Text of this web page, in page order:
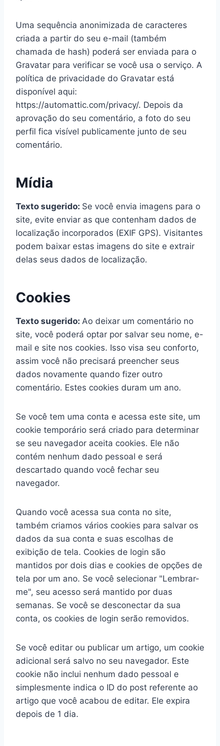
Uma sequência anonimizada de caracteres
criada a partir do seu e-mail (também
chamada de hash) poderá ser enviada para o
Gravatar para verificar se você usa o serviço. A
política de privacidade do Gravatar está
disponível aqui:
https://automattic.com/privacy/. Depois da
aprovação do seu comentário, a foto do seu
perfil fica visível publicamente junto de seu
comentário.
Mídia
Texto sugerido: Se você envia imagens para o
site, evite enviar as que contenham dados de
localização incorporados (EXIF GPS). Visitantes
podem baixar estas imagens do site e extrair
delas seus dados de localização.
Cookies
Texto sugerido: Ao deixar um comentário no
site, você poderá optar por salvar seu nome, e-
mail e site nos cookies. Isso visa seu conforto,
assim você não precisará preencher seus
dados novamente quando fizer outro
comentário. Estes cookies duram um ano.
Se você tem uma conta e acessa este site, um
cookie temporário será criado para determinar
se seu navegador aceita cookies. Ele não
contém nenhum dado pessoal e será
descartado quando você fechar seu
navegador.
Quando você acessa sua conta no site,
também criamos vários cookies para salvar os
dados da sua conta e suas escolhas de
exibição de tela. Cookies de login são
mantidos por dois dias e cookies de opções de
tela por um ano. Se você selecionar "Lembrar-
me", seu acesso será mantido por duas
semanas. Se você se desconectar da sua
conta, os cookies de login serão removidos.
Se você editar ou publicar um artigo, um cookie
adicional será salvo no seu navegador. Este
cookie não inclui nenhum dado pessoal e
simplesmente indica o ID do post referente ao
artigo que você acabou de editar. Ele expira
depois de 1 dia.